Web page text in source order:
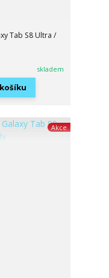
Tab S8 Ultra /
skladem
Akce